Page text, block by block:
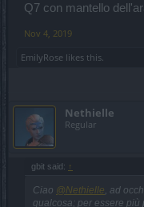
Secondo voi matematici,
"calcolatore" di tutti
su arma fogne che ho in
17k di danni sulla sinistra?
quel +1527 all'impatto
Grazie!
Q7 con mantello
Nov 4, 2019
EmilyRose likes this.
Nethielle
Regular
gbit said: ↑
Ciao @Nethielle, ad
qualcosa; per essere